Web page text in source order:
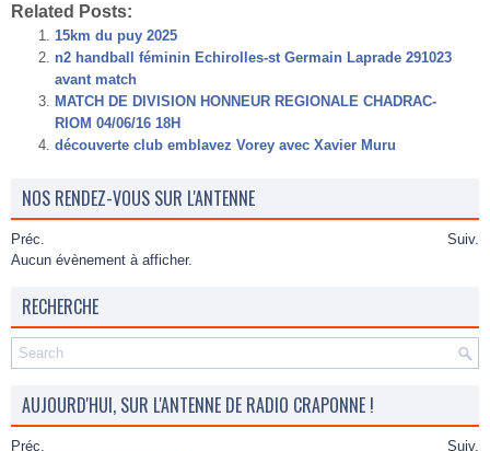
Related Posts:
15km du puy 2025
n2 handball féminin Echirolles-st Germain Laprade 291023
avant match
MATCH DE DIVISION HONNEUR REGIONALE CHADRAC-
RIOM 04/06/16 18H
découverte club emblavez Vorey avec Xavier Muru
NOS RENDEZ-VOUS SUR L'ANTENNE
Préc.
Suiv.
Aucun évènement à afficher.
RECHERCHE
AUJOURD'HUI, SUR L'ANTENNE DE RADIO CRAPONNE !
Préc.
Suiv.